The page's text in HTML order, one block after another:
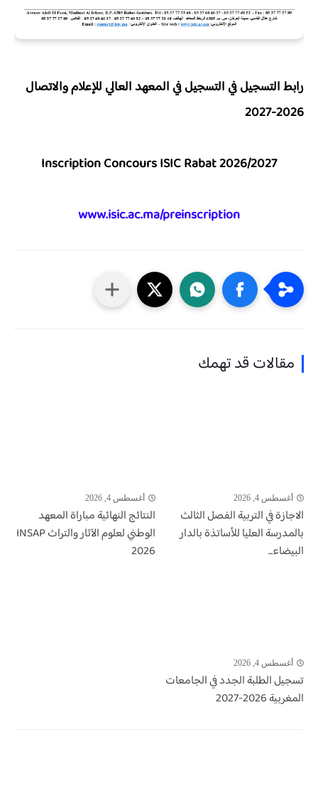
رابط التسجيل في التسجيل في المعهد العالي للإعلام والاتصال
2026-2027
Inscription Concours ISIC Rabat 2026/2027
www.isic.ac.ma/preinscription
مقالات قد تهمك
أغسطس 4, 2026
الاجازة في التربية الفصل الثالث
بالمدرسة العليا للأساتذة بالدار
البيضاء...
أغسطس 4, 2026
النتائج النهائية مباراة المعهد
الوطني لعلوم الآثار والتراث INSAP
2026
أغسطس 4, 2026
تسجيل الطلبة الجدد في الجامعات
المغربية 2026-2027